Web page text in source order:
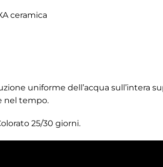
ceramica
uniforme dell’acqua sull’intera
nel tempo.
25/30 giorni.